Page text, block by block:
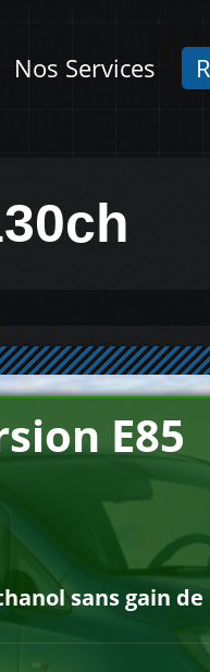
Nos Services
E85
sans gain de